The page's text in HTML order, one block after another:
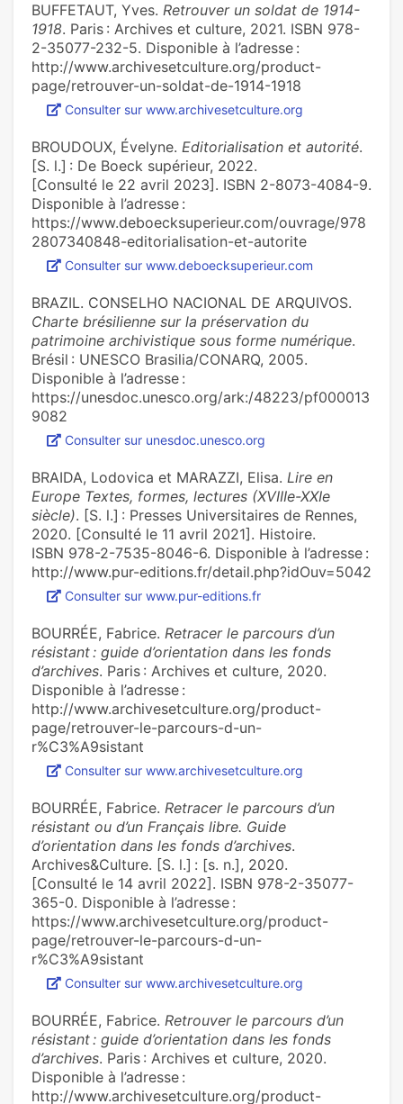
BUFFETAUT, Yves. Retrouver un soldat de 1914-
1918. Paris : Archives et culture, 2021. ISBN 978-
2-35077-232-5. Disponible à l’adresse :
http://www.archivesetculture.org/product-
page/retrouver-un-soldat-de-1914-1918
Consulter sur www.archivesetculture.org
BROUDOUX, Évelyne. Editorialisation et autorité.
[S. l.] : De Boeck supérieur, 2022.
[Consulté le 22 avril 2023]. ISBN 2-8073-4084-9.
Disponible à l’adresse :
https://www.deboecksuperieur.com/ouvrage/978
2807340848-editorialisation-et-autorite
Consulter sur www.deboecksuperieur.com
BRAZIL. CONSELHO NACIONAL DE ARQUIVOS.
Charte brésilienne sur la préservation du
patrimoine archivistique sous forme numérique.
Brésil : UNESCO Brasilia/CONARQ, 2005.
Disponible à l’adresse :
https://unesdoc.unesco.org/ark:/48223/pf000013
9082
Consulter sur unesdoc.unesco.org
BRAIDA, Lodovica et MARAZZI, Elisa. Lire en
Europe Textes, formes, lectures (XVIIIe-XXIe
siècle). [S. l.] : Presses Universitaires de Rennes,
2020. [Consulté le 11 avril 2021]. Histoire.
ISBN 978-2-7535-8046-6. Disponible à l’adresse :
http://www.pur-editions.fr/detail.php?idOuv=5042
Consulter sur www.pur-editions.fr
BOURRÉE, Fabrice. Retracer le parcours d’un
résistant : guide d’orientation dans les fonds
d’archives. Paris : Archives et culture, 2020.
Disponible à l’adresse :
http://www.archivesetculture.org/product-
page/retrouver-le-parcours-d-un-
r%C3%A9sistant
Consulter sur www.archivesetculture.org
BOURRÉE, Fabrice. Retracer le parcours d’un
résistant ou d’un Français libre. Guide
d’orientation dans les fonds d’archives.
Archives&Culture. [S. l.] : [s. n.], 2020.
[Consulté le 14 avril 2022]. ISBN 978-2-35077-
365-0. Disponible à l’adresse :
https://www.archivesetculture.org/product-
page/retrouver-le-parcours-d-un-
r%C3%A9sistant
Consulter sur www.archivesetculture.org
BOURRÉE, Fabrice. Retrouver le parcours d’un
résistant : guide d’orientation dans les fonds
d’archives. Paris : Archives et culture, 2020.
Disponible à l’adresse :
http://www.archivesetculture.org/product-